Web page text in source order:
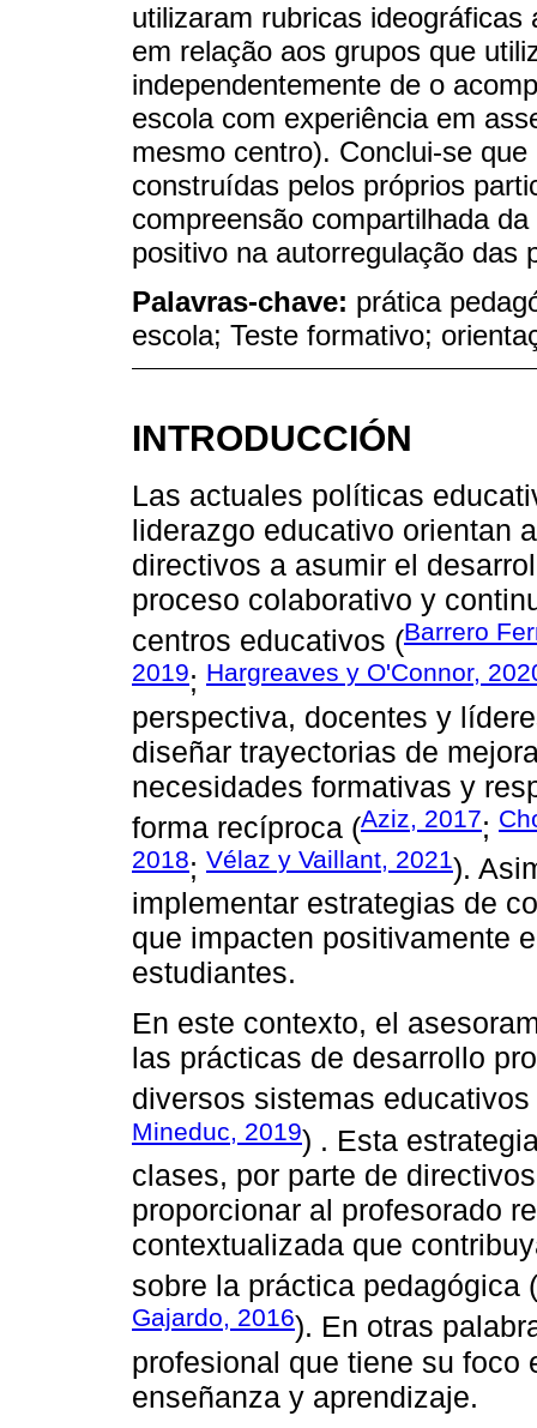
utilizaram rubricas
em relação aos grupos que
independentemente de o
escola com experiência em
mesmo centro). Conclui-se
construídas pelos próprios
compreensão compartilhada
positivo na autorregulação das
Palavras-chave: prática
escola; Teste formativo;
INTRODUCCIÓN
Las actuales políticas
liderazgo educativo orientan
directivos a asumir el
proceso colaborativo y
centros educativos (Barrero
2019; Hargreaves y O'Connor,
perspectiva, docentes y
diseñar trayectorias de
necesidades formativas y
forma recíproca (Aziz, 2017;
2018; Vélaz y Vaillant, 2021).
implementar estrategias de
que impacten positivamente
estudiantes.
En este contexto, el
las prácticas de desarrollo
diversos sistemas educativos
Mineduc, 2019) . Esta
clases, por parte de
proporcionar al profesorado
contextualizada que
sobre la práctica pedagógica (
Gajardo, 2016). En otras
profesional que tiene su foco
enseñanza y aprendizaje.